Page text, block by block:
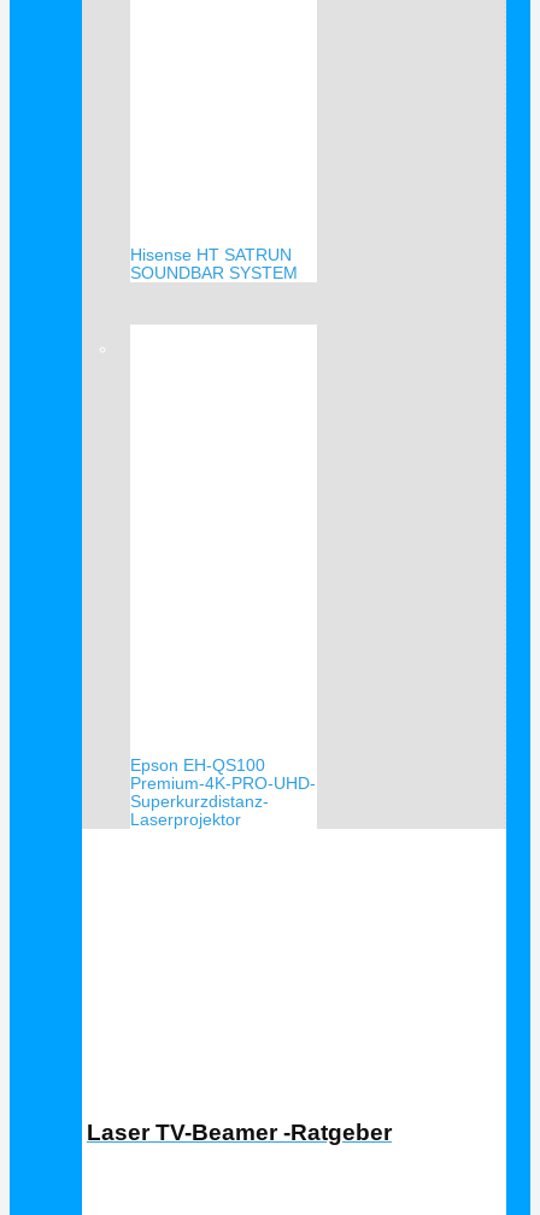
Hisense HT SATRUN
SOUNDBAR SYSTEM
Epson EH-QS100
Premium-4K-PRO-UHD-
Superkurzdistanz-
Laserprojektor
Laser TV-Beamer -Ratgeber